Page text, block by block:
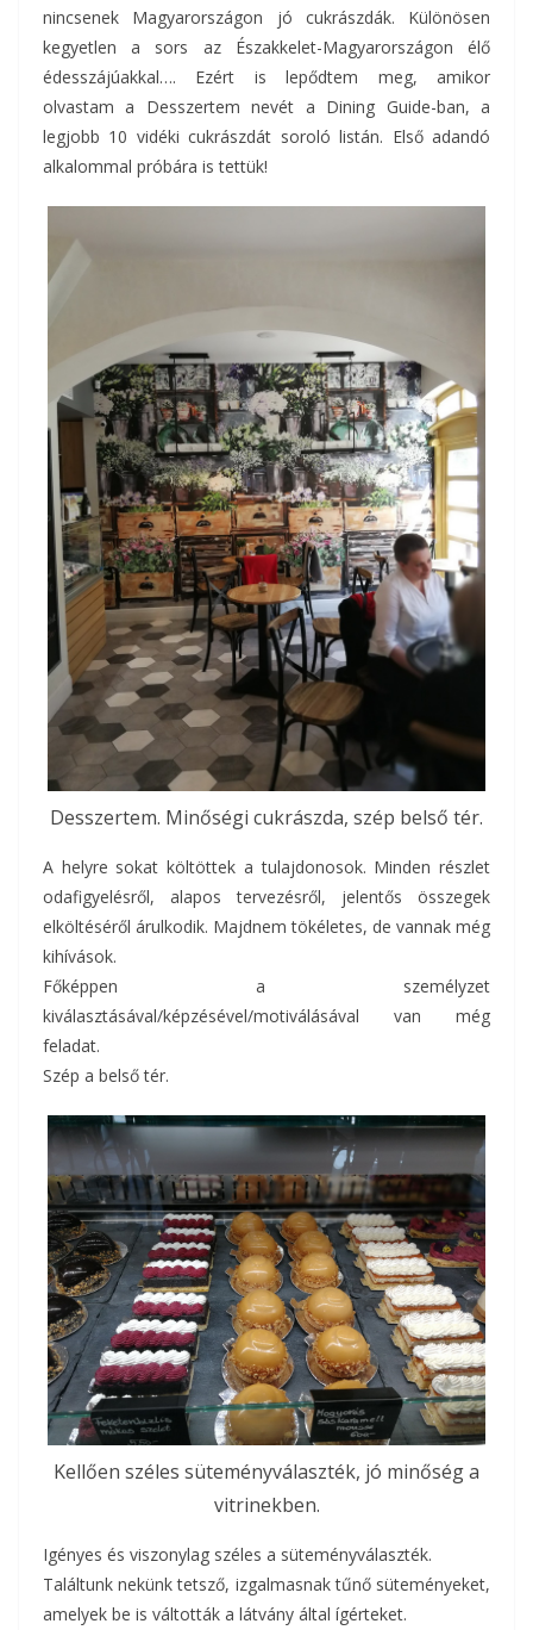
nincsenek Magyarországon jó cukrászdák. Különösen
kegyetlen a sors az Északkelet-Magyarországon élő
édesszájúakkal…. Ezért is lepődtem meg, amikor
olvastam a Desszertem nevét a Dining Guide-ban, a
legjobb 10 vidéki cukrászdát soroló listán. Első adandó
alkalommal próbára is tettük!
Desszertem. Minőségi cukrászda, szép belső tér.
A helyre sokat költöttek a tulajdonosok. Minden részlet
odafigyelésről, alapos tervezésről, jelentős összegek
elköltéséről árulkodik. Majdnem tökéletes, de vannak még
kihívások.
Főképpen a személyzet
kiválasztásával/képzésével/motiválásával van még
feladat.
Szép a belső tér.
Kellően széles süteményválaszték, jó minőség a
vitrinekben.
Igényes és viszonylag széles a süteményválaszték.
Találtunk nekünk tetsző, izgalmasnak tűnő süteményeket,
amelyek be is váltották a látvány által ígérteket.